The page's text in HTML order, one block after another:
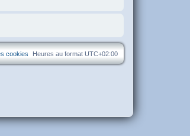
Heures au format UTC+02:00
cookies